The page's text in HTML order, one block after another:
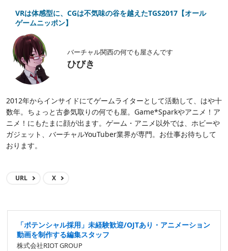
VRは体感型に、CGは不気味の谷を越えたTGS2017【オール
ゲームニッポン】
バーチャル関西の何でも屋さんです
ひびき
2012年からインサイドにてゲームライターとして活動して、はや十
数年。ちょっと古参気取りの何でも屋。Game*Sparkやアニメ！ア
ニメ！にもたまに顔が出ます。ゲーム・アニメ以外では、ホビーや
ガジェット、バーチャルYouTuber業界が専門。お仕事お待ちして
おります。
URL X
「ポテンシャル採用」未経験歓迎/OJTあり・アニメーション
動画を制作する編集スタッフ
株式会社RIOT GROUP